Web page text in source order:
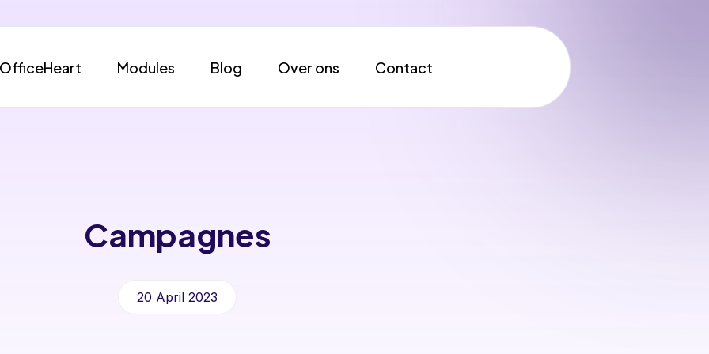
OfficeHeart Modules Blog Over ons Contact
Campagnes
20 April 2023